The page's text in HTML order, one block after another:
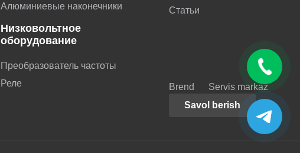
Алюминиевые наконечники
Низковольтное
оборудование
Преобразователь частоты
Реле
Статьи
Brend
Servis markaz
Savol berish